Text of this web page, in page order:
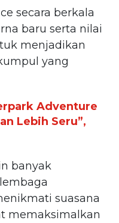
secara berkala
baru serta nilai
menjadikan
yang
Adventure
Lebih Seru”,
banyak
suasana
memaksimalkan